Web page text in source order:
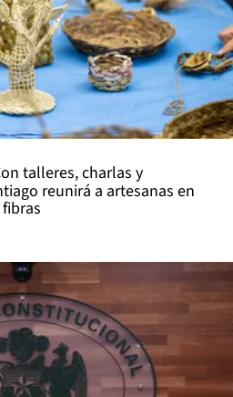
talleres, charlas y
reunirá a artesanas en